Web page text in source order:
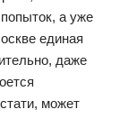
а уже
единая
даже
может